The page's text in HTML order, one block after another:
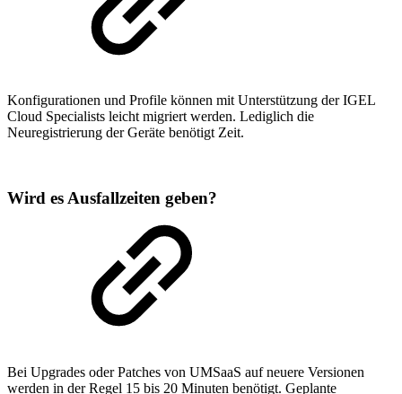
Konfigurationen und Profile können mit Unterstützung der IGEL
Cloud Specialists leicht migriert werden. Lediglich die
Neuregistrierung der Geräte benötigt Zeit.
Wird es Ausfallzeiten geben?
Bei Upgrades oder Patches von UMSaaS auf neuere Versionen
werden in der Regel 15 bis 20 Minuten benötigt. Geplante